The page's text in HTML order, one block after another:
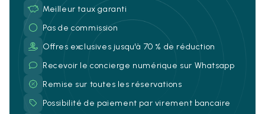
Meilleur taux garanti
Pas de commission
Offres exclusives jusqu'à 70 % de réduction
Recevoir le concierge numérique sur Whatsapp
Remise sur toutes les réservations
Possibilité de paiement par virement bancaire